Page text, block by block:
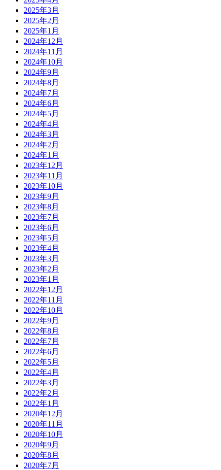
2025年3月
2025年2月
2025年1月
2024年12月
2024年11月
2024年10月
2024年9月
2024年8月
2024年7月
2024年6月
2024年5月
2024年4月
2024年3月
2024年2月
2024年1月
2023年12月
2023年11月
2023年10月
2023年9月
2023年8月
2023年7月
2023年6月
2023年5月
2023年4月
2023年3月
2023年2月
2023年1月
2022年12月
2022年11月
2022年10月
2022年9月
2022年8月
2022年7月
2022年6月
2022年5月
2022年4月
2022年3月
2022年2月
2022年1月
2020年12月
2020年11月
2020年10月
2020年9月
2020年8月
2020年7月